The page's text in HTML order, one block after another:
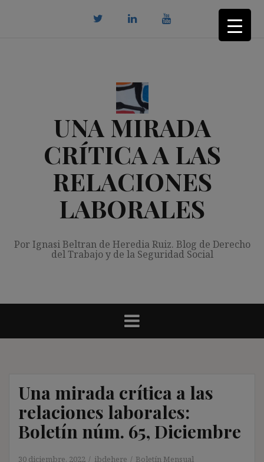
UNA MIRADA
CRÍTICA A LAS
RELACIONES
LABORALES
Por Ignasi Beltran de Heredia Ruiz. Blog de Derecho
del Trabajo y de la Seguridad Social
Una mirada crítica a las
relaciones laborales:
Boletín núm. 65, Diciembre
30 diciembre, 2022 ibdehere Boletín Mensual